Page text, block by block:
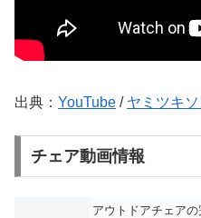
出典： YouTube / ヤミツキ
チェア動画情報
アウトドアチェア